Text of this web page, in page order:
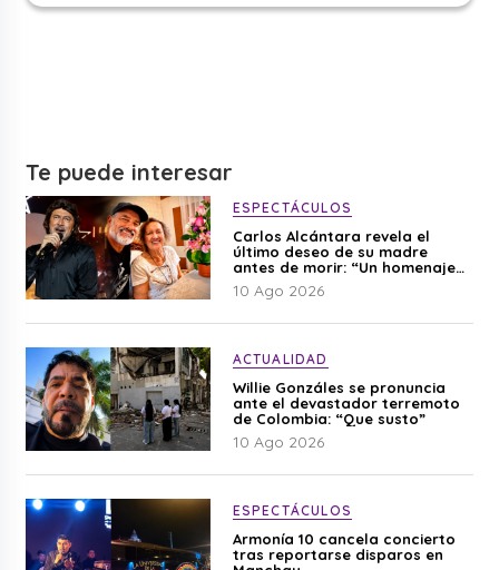
Te puede interesar
ESPECTÁCULOS
Carlos Alcántara revela el
último deseo de su madre
antes de morir: “Un homenaje
para mi mamá”
10 Ago 2026
ACTUALIDAD
Willie Gonzáles se pronuncia
ante el devastador terremoto
de Colombia: “Que susto”
10 Ago 2026
ESPECTÁCULOS
Armonía 10 cancela concierto
tras reportarse disparos en